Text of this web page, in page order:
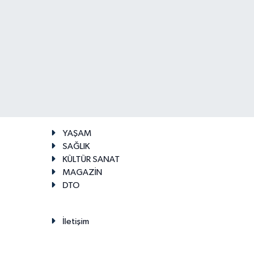
YAŞAM
SAĞLIK
KÜLTÜR SANAT
MAGAZİN
DTO
İletişim